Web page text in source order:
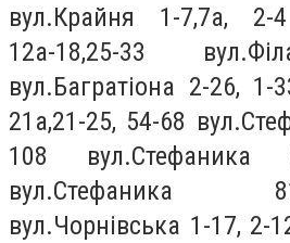
вул.Крайня 1-7,7а, 2-
12а-18,25-33
вул.Багратiона 2-26, 1-
21а,21-25, 54-68
108 вул.Стефаника
вул.Стефаника 81-
вул.Чорнівська 1-17, 2-